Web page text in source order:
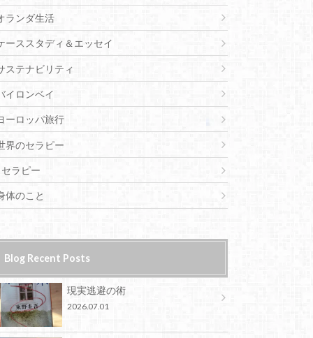
ランダ生活
ーススタディ＆エッセイ
ステナビリティ
イロンベイ
ーロッパ旅行
界のセラピー
セラピー
体のこと
Blog Recent Posts
現実逃避の術
2026.07.01